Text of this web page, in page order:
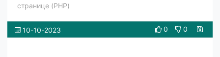
странице (PHP)
10-10-2023 0 0